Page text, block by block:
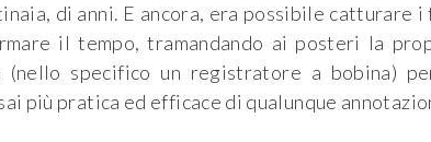
di anni. E ancora, era possibile catturare
il tempo, tramandando ai posteri la
(nello specifico un registratore a bobina)
più pratica ed efficace di qualunque